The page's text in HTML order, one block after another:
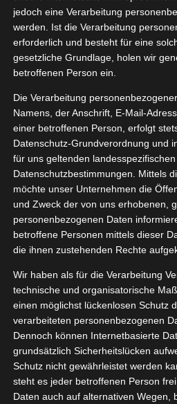
Gehe zu ...
12, 2021
& Glitter
Deko
JustStars Gold &
Dezember 10, 2021 | Deko,
jedoch eine Verarbeitung
werden. Ist die Verarbeitung
erforderlich und besteht für eine
gesetzliche Grundlage, holen wir
betroffenen Person ein.
Die Verarbeitung
Namens, der Anschrift, E-Mail-
einer betroffenen Person, erfolgt
Datenschutz-Grundverordnung und
für uns geltenden landesspezifischen
Datenschutzbestimmungen. Mittels
möchte unser Unternehmen die
und Zweck der von uns erhobenen,
personenbezogenen Daten
betroffene Personen mittels dieser
die ihnen zustehenden Rechte
Wir haben als für die Verarbeitung
technische und organisatorische
einen möglichst lückenlosen Schutz
verarbeiteten personenbezogenen
Dennoch können Internetbasierte
grundsätzlich Sicherheitslücken
Schutz nicht gewährleistet werden
steht es jeder betroffenen Person
Daten auch auf alternativen Wegen,